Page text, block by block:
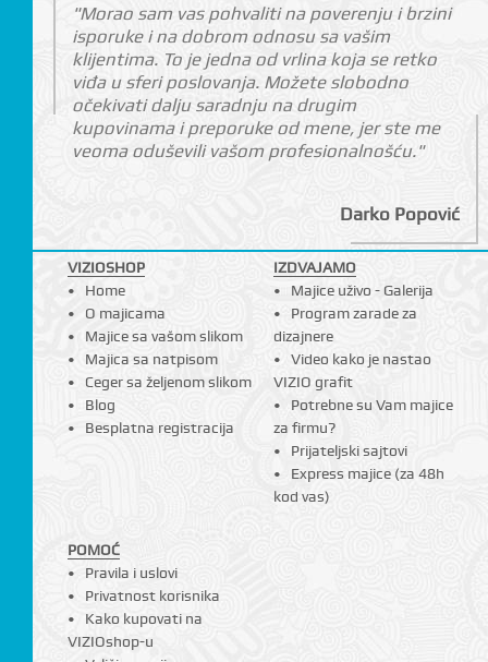
"Morao sam vas pohvaliti na poverenju i brzini
isporuke i na dobrom odnosu sa vašim
klijentima. To je jedna od vrlina koja se retko
viđa u sferi poslovanja. Možete slobodno
očekivati dalju saradnju na drugim
kupovinama i preporuke od mene, jer ste me
veoma oduševili vašom profesionalnošću."
Darko Popović
VIZIOSHOP
Home
O majicama
Majice sa vašom slikom
Majica sa natpisom
Ceger sa željenom slikom
Blog
Besplatna registracija
IZDVAJAMO
Majice uživo - Galerija
Program zarade za
dizajnere
Video kako je nastao
VIZIO grafit
Potrebne su Vam majice
za firmu?
Prijateljski sajtovi
Express majice (za 48h
kod vas)
POMOĆ
Pravila i uslovi
Privatnost korisnika
Kako kupovati na
VIZIOshop-u